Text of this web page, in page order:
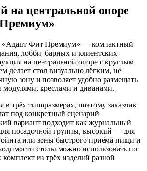
на центральной опоре
«Адапт Фит Премиум» — компактный
лобби, барных и клиентских
на центральной опоре с круглым
делает стол визуально лёгким, не
зону и позволяет удобно размещать
модулями, креслами и диванами.
в трёх типоразмерах, поэтому заказчик
под конкретный сценарий
вариант подходит как журнальный
посадочной группы, высокий — для
или зоны быстрого приёма пищи и
столы можно использовать по
комплект из трёх изделий разной